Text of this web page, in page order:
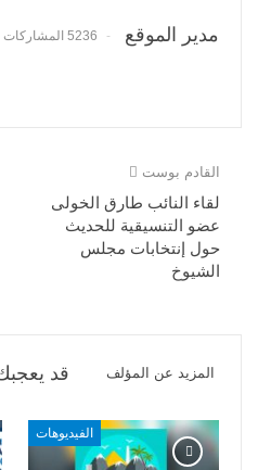
مدير الموقع 5236 المشاركات
القادم بوست
لقاء النائب طارق الخولى
عضو التنسيقية للحديث
حول إنتخابات مجلس
الشيوخ
قد المزيد عن المؤلف
الفيديوهات